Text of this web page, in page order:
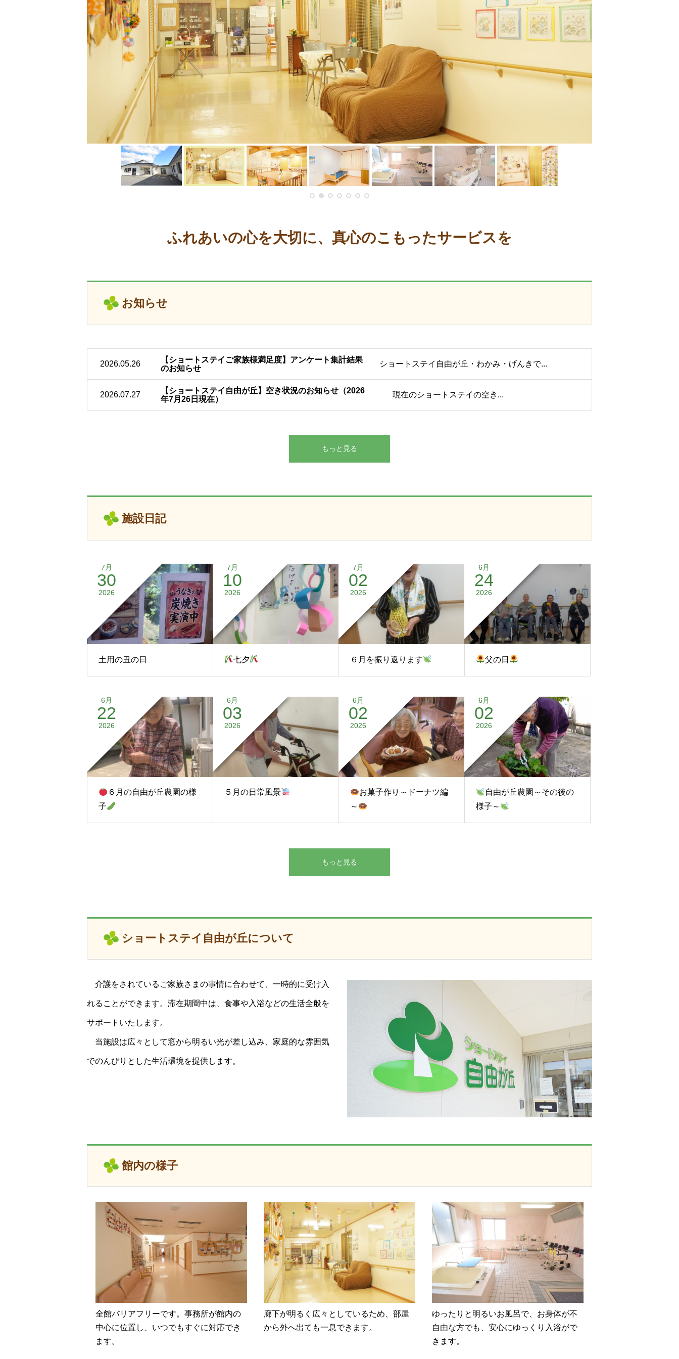
ふれあいの心を大切に、真心のこもったサービスを
お知らせ
2026.05.26
【ショートステイご家族様満足度】アンケート集計結果
のお知らせ
ショートステイ自由が丘・わかみ・げんきで...
2026.07.27
【ショートステイ自由が丘】空き状況のお知らせ（2026
年7月26日現在）
現在のショートステイの空き...
もっと見る
施設日記
7月
30
2026
土用の丑の日
7月
10
2026
七夕
7月
02
2026
６月を振り返ります
6月
24
2026
父の日
6月
22
2026
６月の自由が丘農園の様
子
6月
03
2026
５月の日常風景
6月
02
2026
お菓子作り～ドーナツ編
～
6月
02
2026
自由が丘農園～その後の
様子～
もっと見る
ショートステイ自由が丘について
介護をされているご家族さまの事情に合わせて、一時的に受け入
れることができます。滞在期間中は、食事や入浴などの生活全般を
サポートいたします。
当施設は広々として窓から明るい光が差し込み、家庭的な雰囲気
でのんびりとした生活環境を提供します。
館内の様子
全館バリアフリーです。事務所が館内の
中心に位置し、いつでもすぐに対応でき
ます。
廊下が明るく広々としているため、部屋
から外へ出ても一息できます。
ゆったりと明るいお風呂で、お身体が不
自由な方でも、安心にゆっくり入浴がで
きます。